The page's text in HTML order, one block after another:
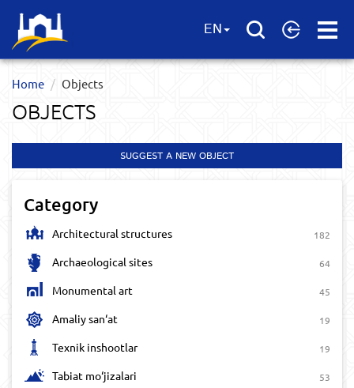
Open
EN
Home Objects
OBJECTS
SUGGEST A NEW OBJECT
Category
Architectural structures 182
Archaeological sites 64
Monumental art 45
Amaliy san‘at 19
Texnik inshootlar 19
Tabiat mo‘jizalari 53